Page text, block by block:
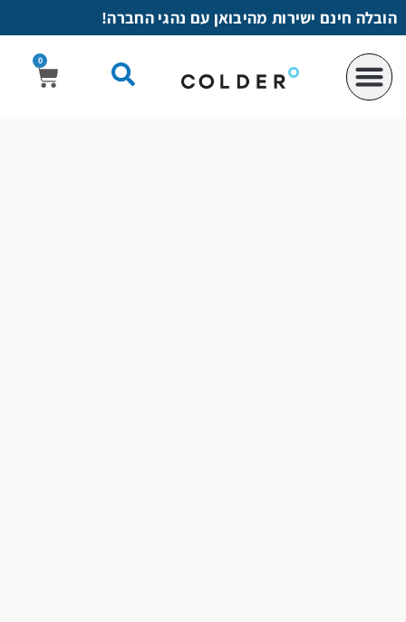
לתוכן חינם ישירות מהיבואן עם נהגי החברה!